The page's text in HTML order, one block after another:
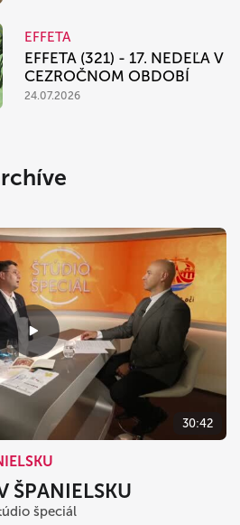
EFFETA
EFFETA (321) - 17. NEDEĽA V
CEZROČNOM OBDOBÍ
24.07.2026
30:42
ŠPANIELSKU
špeciál